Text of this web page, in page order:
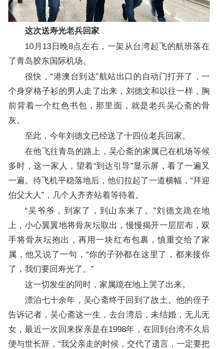
这次送寿光老兵回家
10月13日晚8点左右，一架从台湾起飞的航班落在
了青岛胶东国际机场。
很快，“港澳台到达”航站出口的自动门打开了，一
个身穿格子衫的男人走了出来，刘德文和以往一样，胸
前背着一个红色书包，那里面，就是老兵吴心斋的骨
灰。
至此，今年刘德文已经送了十四位老兵回家。
在他飞往青岛的路上，吴心斋的家属已在机场等候
多时，这一家人，望着“到达引导”显示屏，看了一遍又
一遍。待飞机平稳落地后，他们拉起了一道横幅，“拜迎
伯父大人”，几个人齐齐站着等待着。
“吴爷爷，到家了，到山东来了。”刘德文跪在地
上，小心翼翼地将骨灰坛取出，慢慢揭开一层层布，双
手将骨灰坛抱出，再用一块红布包裹，慎重交给了家
属，他又说了一句，“你的子孙都在这里了，都来接你
了，我们要回寿光了。”
这一切发生的同时，家属跪在地上哭了出来。
漂泊七十余年，吴心斋终于回到了故土。他的侄子
告诉记者，吴心斋这一生，去台湾后，未结婚，无儿无
女，最近一次回来探亲是在1998年，在回到台湾不久后
便与世长辞，“我父亲走的时候，交代了遗言，一定要把